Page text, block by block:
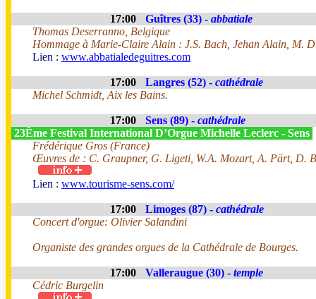
17:00 Guîtres (33) - abbatiale
Thomas Deserranno, Belgique
Hommage à Marie-Claire Alain : J.S. Bach, Jehan Alain, M.
Lien : www.abbatialedeguitres.com
17:00 Langres (52) - cathédrale
Michel Schmidt, Aix les Bains.
17:00 Sens (89) - cathédrale
23Ème Festival International D’Orgue Michelle Leclerc - Sens
Frédérique Gros (France)
Œuvres de : C. Graupner, G. Ligeti, W.A. Mozart, A. Pärt, D.
Lien : www.tourisme-sens.com/
17:00 Limoges (87) - cathédrale
Concert d'orgue: Olivier Salandini
Organiste des grandes orgues de la Cathédrale de Bourges.
17:00 Valleraugue (30) - temple
Cédric Burgelin